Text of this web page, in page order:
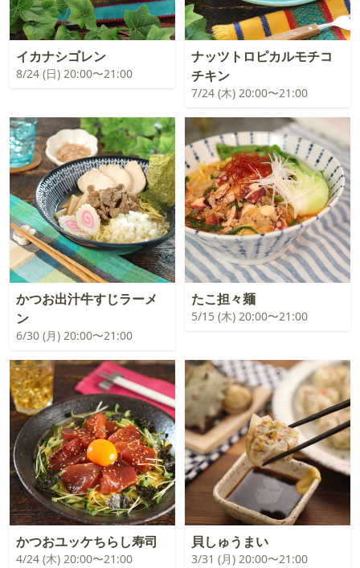
イカナシゴレン
8/24 (日) 20:00〜21:00
ナッツトロピカルモチコ
チキン
7/24 (木) 20:00〜21:00
かつお出汁牛すじラーメ
ン
6/30 (月) 20:00〜21:00
たこ担々麺
5/15 (木) 20:00〜21:00
かつおユッケちらし寿司
4/24 (木) 20:00〜21:00
貝しゅうまい
3/31 (月) 20:00〜21:00